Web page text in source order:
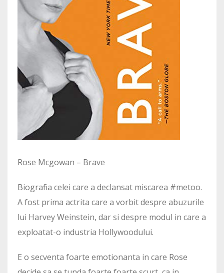
Rose Mcgowan – Brave
Biografia celei care a declansat miscarea #metoo.
A fost prima actrita care a vorbit despre abuzurile
lui Harvey Weinstein, dar si despre modul in care a
exploatat-o industria Hollywoodului.
E o secventa foarte emotionanta in care Rose